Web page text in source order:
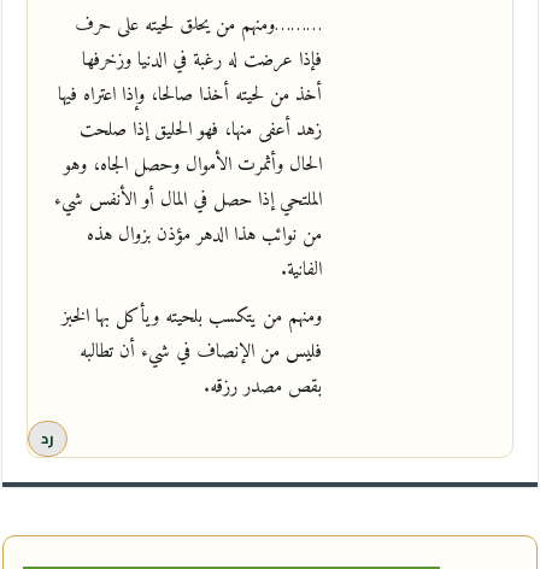
………ومنهم من يحلق لحيته على حرف
فإذا عرضت له رغبة في الدنيا وزخرفها
أخذ من لحيته أخذا صالحا، وإذا اعتراه فيها
زهد أعفى منها، فهو الحليق إذا صلحت
الحال وأثمرت الأموال وحصل الجاه، وهو
الملتحي إذا حصل في المال أو الأنفس شيء
من نوائب هذا الدهر مؤذن بزوال هذه
الفانية.
ومنهم من يتكسب بلحيته ويأكل بها الخبز
فليس من الإنصاف في شيء أن تطالبه
بقص مصدر رزقه.
رد